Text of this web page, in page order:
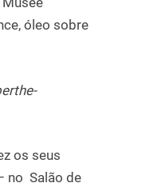
óleo sobre
os seus
no Salão de